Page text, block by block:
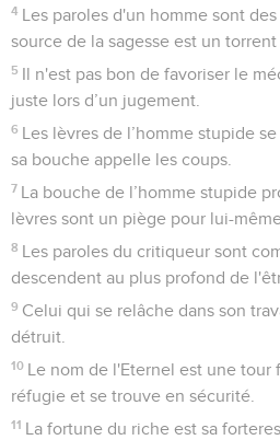
4 Les paroles d'un homme sont
source de la sagesse est un
5 Il n'est pas bon de favoriser le
juste lors d’un jugement.
6 Les lèvres de l’homme stupide
sa bouche appelle les coups.
7 La bouche de l’homme stupide
lèvres sont un piège pour lui-
8 Les paroles du critiqueur sont
descendent au plus profond de
9 Celui qui se relâche dans son
détruit.
10 Le nom de l'Eternel est une tour
réfugie et se trouve en sécurité.
11 La fortune du riche est sa